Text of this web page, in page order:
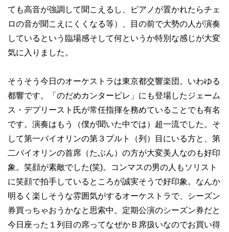
ても高音が強調して聞こえるし、ピアノが置かれたらチェ
ロの音が聞こえにくくなる等）、目の前で大勢の人が演奏
しているという臨場感そして何というか特別な感じが大変
気に入りました。
そうそう今日のオーケストラは東京都交響楽団。いわゆる
都響です。「のだめカンタービレ」にも登場したジェーム
ス・デプリースト氏が常任指揮を務めていることでも有名
です。演奏はもう（僕が聞いた中では）超一流でした。そ
して第一バイオリンの第３プルト（列）目にいる方と、第
二バイオリンの首席（たぶん）の方が大変美人なのも好印
象。笑顔が素敵でした(笑)。コンマスの男の人もソリスト
に笑顔で拍手しているところが誠実そうで好印象。なんか
明るく楽しそうな雰囲気がするオーケストラで、シーズン
券買っちゃおうかなと思索中。定期公演のシーズン券だと
今日座った１列目の席ってなぜかＢ席扱いなのでお買い得